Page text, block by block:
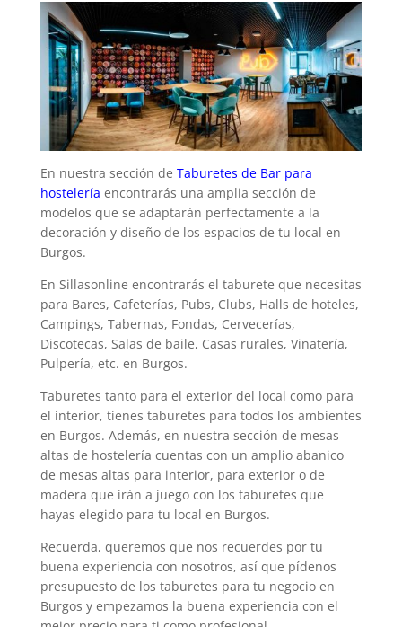
En nuestra sección de Taburetes de Bar para
hostelería encontrarás una amplia sección de
modelos que se adaptarán perfectamente a la
decoración y diseño de los espacios de tu local en
Burgos.
En Sillasonline encontrarás el taburete que necesitas
para Bares, Cafeterías, Pubs, Clubs, Halls de hoteles,
Campings, Tabernas, Fondas, Cervecerías,
Discotecas, Salas de baile, Casas rurales, Vinatería,
Pulpería, etc. en Burgos.
Taburetes tanto para el exterior del local como para
el interior, tienes taburetes para todos los ambientes
en Burgos. Además, en nuestra sección de mesas
altas de hostelería cuentas con un amplio abanico
de mesas altas para interior, para exterior o de
madera que irán a juego con los taburetes que
hayas elegido para tu local en Burgos.
Recuerda, queremos que nos recuerdes por tu
buena experiencia con nosotros, así que pídenos
presupuesto de los taburetes para tu negocio en
Burgos y empezamos la buena experiencia con el